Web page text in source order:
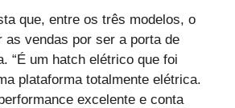
que, entre os três modelos, o
as vendas por ser a porta de
“É um hatch elétrico que foi
plataforma totalmente elétrica.
excelente e conta